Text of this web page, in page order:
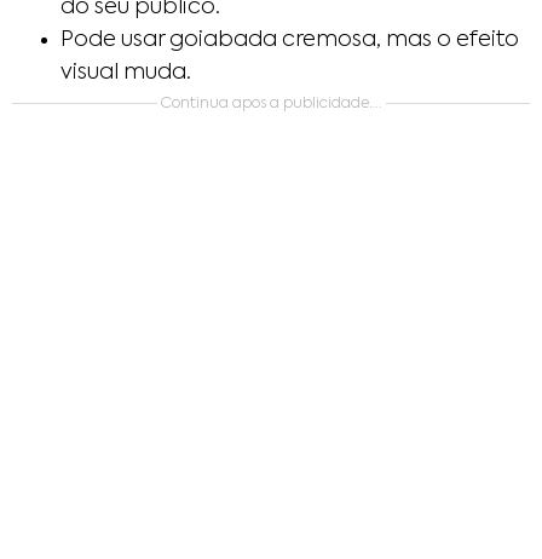
do seu publico.
Pode usar goiabada cremosa, mas o efeito
visual muda.
Continua apos a publicidade….